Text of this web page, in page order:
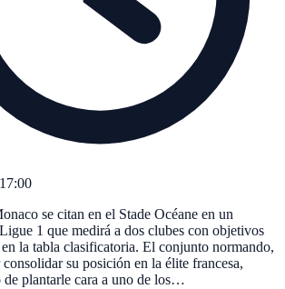
17:00
se citan en el Stade Océane en un
1 que medirá a dos clubes con objetivos
la tabla clasificatoria. El conjunto normando,
su posición en la élite francesa,
de plantarle cara a uno de los…